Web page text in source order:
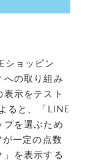
ショッピン
への取り組み
示をテスト
ると、「LINE
プを選ぶため
一定の点数
を表示する